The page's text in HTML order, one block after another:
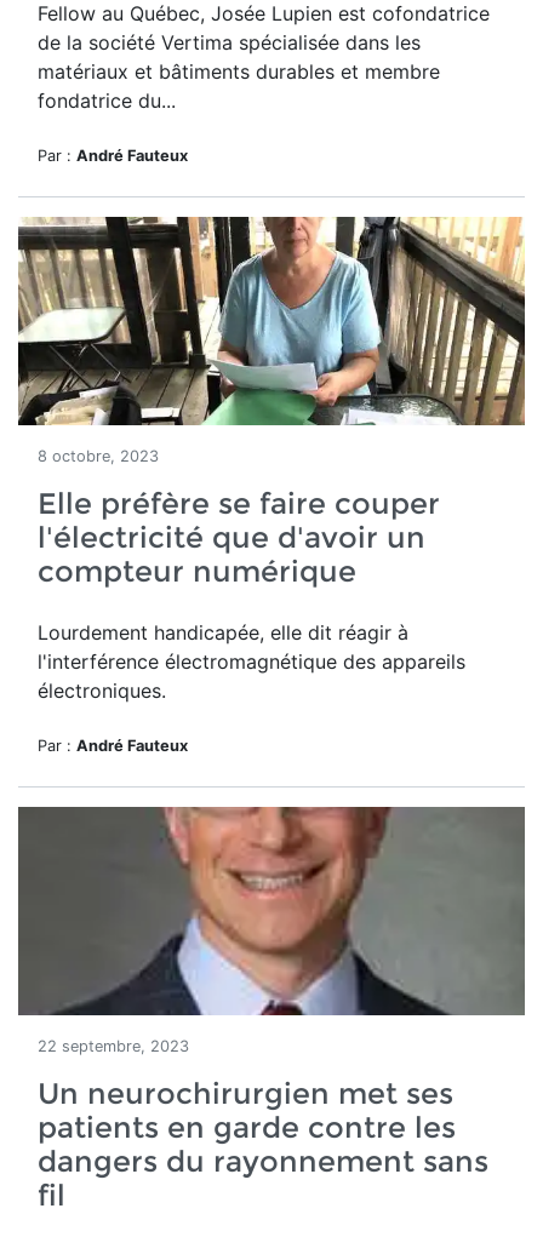
Fellow au Québec, Josée Lupien est cofondatrice
de la société Vertima spécialisée dans les
matériaux et bâtiments durables et membre
fondatrice du...
Par : André Fauteux
8 octobre, 2023
Elle préfère se faire couper
l'électricité que d'avoir un
compteur numérique
Lourdement handicapée, elle dit réagir à
l'interférence électromagnétique des appareils
électroniques.
Par : André Fauteux
22 septembre, 2023
Un neurochirurgien met ses
patients en garde contre les
dangers du rayonnement sans
fil